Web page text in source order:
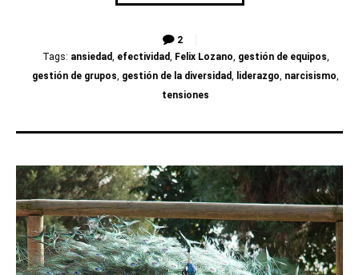
2
Tags: ansiedad, efectividad, Felix Lozano, gestión de equipos,
gestión de grupos, gestión de la diversidad, liderazgo, narcisismo,
tensiones